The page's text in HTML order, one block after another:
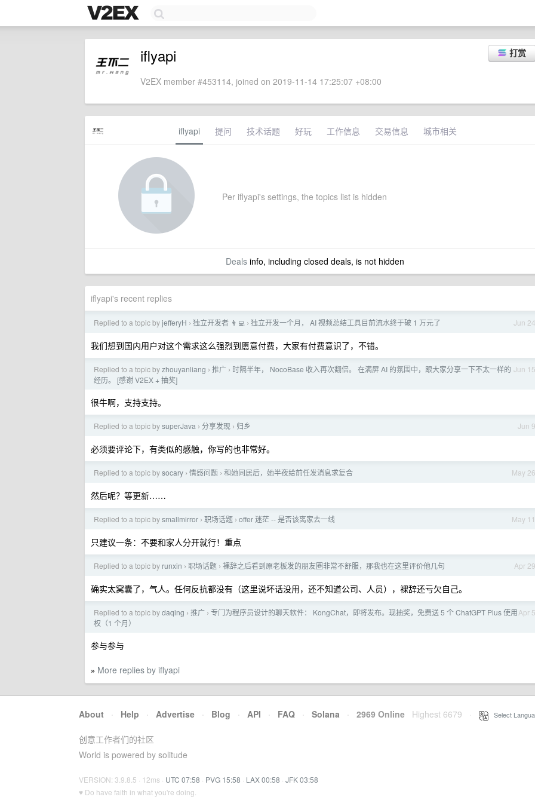
打赏
iflyapi
V2EX member #453114, joined on 2019-11-14 17:25:07 +08:00
iflyapi 提问 技术话题 好玩 工作信息 交易信息 城市相关
Per iflyapi's settings, the topics list is hidden
Dealsinfo, including closed deals, is not hidden
iflyapi's recent replies
Jun 24
Replied to a topic byjefferyH › 独立开发者 👨‍💻 › 独立开发一个月， AI 视频总结工具目前流水终于破 1 万元了
我们想到国内用户对这个需求这么强烈到愿意付费，大家有付费意识了，不错。
Jun 15
Replied to a topic byzhouyanliang › 推广 › 时隔半年， NocoBase 收入再次翻倍。 在满屏 AI 的氛围中，跟大家分享一下不太一样的
经历。 [感谢 V2EX + 抽奖]
很牛啊，支持支持。
Jun 9
Replied to a topic bysuperJava › 分享发现 › 归乡
必须要评论下，有类似的感触，你写的也非常好。
May 26
Replied to a topic bysocary › 情感问题 › 和她同居后，她半夜给前任发消息求复合
然后呢？等更新……
May 11
Replied to a topic bysmallmirror › 职场话题 › offer 迷茫 -- 是否该离家去一线
只建议一条：不要和家人分开就行！重点
Apr 29
Replied to a topic by runxin › 职场话题 › 裸辞之后看到原老板发的朋友圈非常不舒服，那我也在这里评价他几句
确实太窝囊了，气人。任何反抗都没有（这里说坏话没用，还不知道公司、人员），裸辞还亏欠自己。
Apr 5
Replied to a topic bydaqing › 推广 › 专门为程序员设计的聊天软件： KongChat，即将发布。现抽奖，免费送 5 个 ChatGPT Plus 使用
权（1 个月）
参与参与
» More replies by iflyapi
About · Help · Advertise · Blog · API · FAQ · Solana · 2969 Online Highest 6679 Select
创意工作者们的社区
World is powered by solitude
VERSION: 3.9.8.5 · 12ms · UTC 07:58 · PVG 15:58 · LAX 00:58 · JFK 03:58
♥ Do have faith in what you're doing.